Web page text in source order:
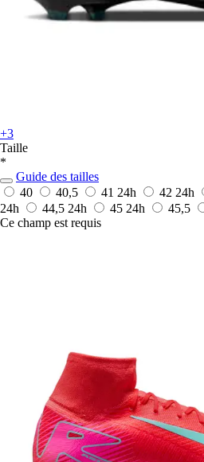
+3
Taille
*
Guide des tailles
40
40,5 41 24h 42 24h
24h
44,5 24h 45 24h 45,5
Ce champ est requis